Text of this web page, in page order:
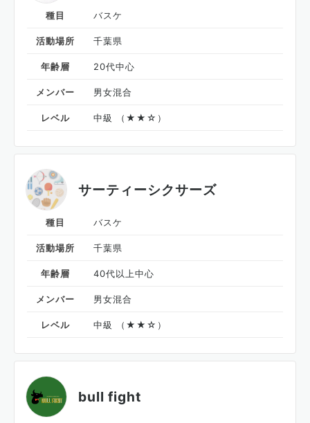
種目 バスケ
活動場所 千葉県
年齢層 20代中心
メンバー 男女混合
レベル 中級 （★★☆）
サーティーシクサーズ
種目 バスケ
活動場所 千葉県
年齢層 40代以上中心
メンバー 男女混合
レベル 中級 （★★☆）
bull fight